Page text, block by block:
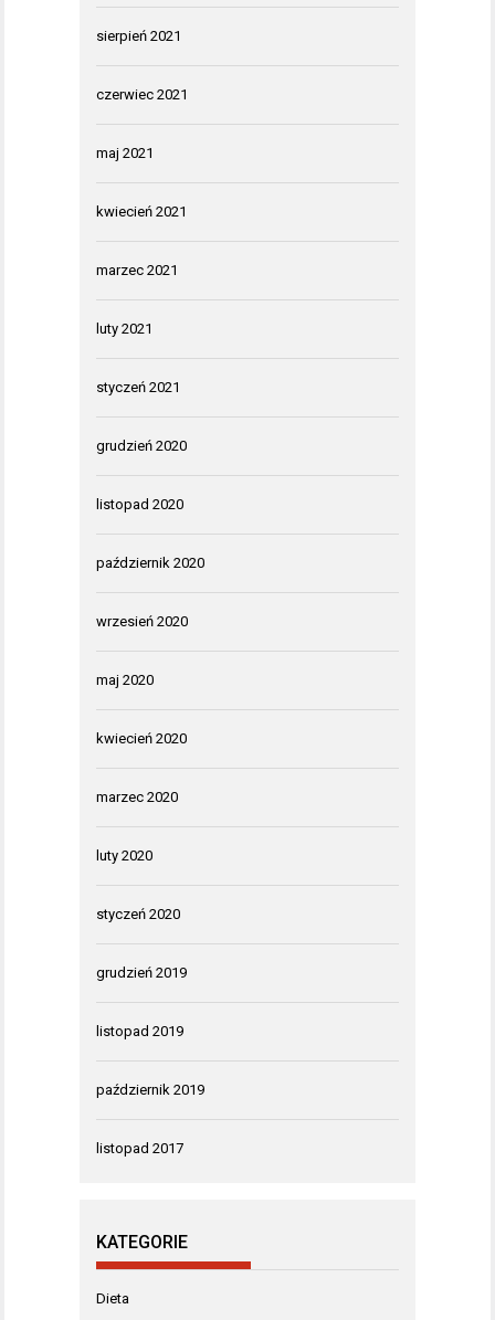
sierpień 2021
czerwiec 2021
maj 2021
kwiecień 2021
marzec 2021
luty 2021
styczeń 2021
grudzień 2020
listopad 2020
październik 2020
wrzesień 2020
maj 2020
kwiecień 2020
marzec 2020
luty 2020
styczeń 2020
grudzień 2019
listopad 2019
październik 2019
listopad 2017
KATEGORIE
Dieta